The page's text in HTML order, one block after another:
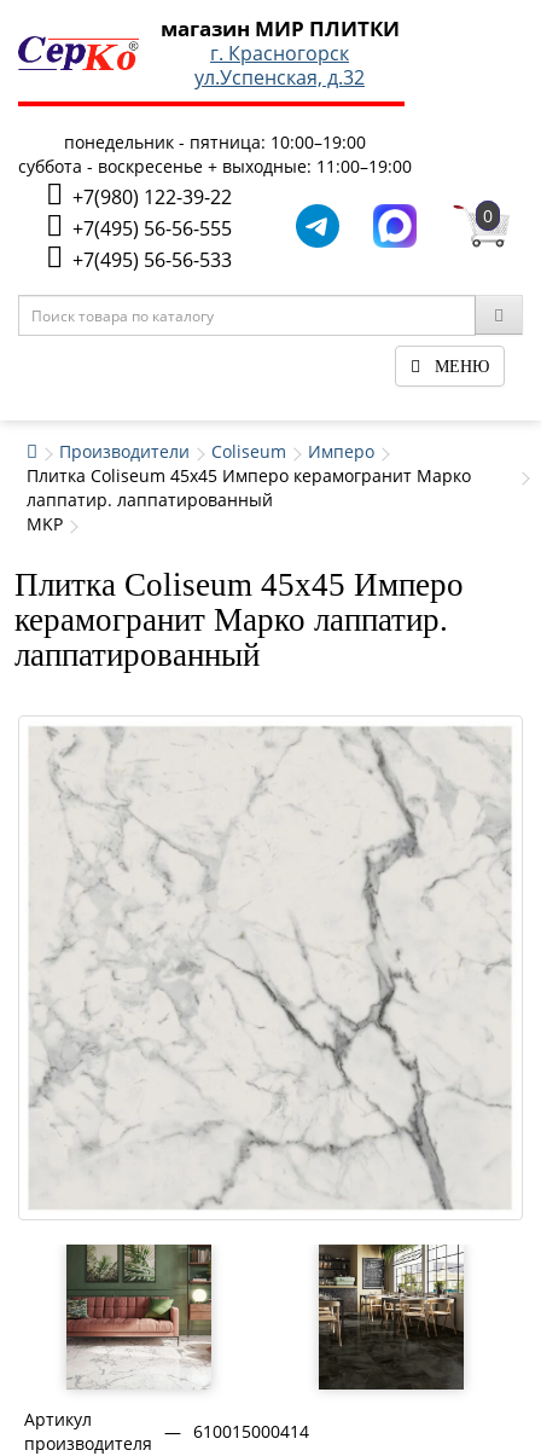
магазин МИР ПЛИТКИ
г. Красногорск
ул.Успенская, д.32
понедельник - пятница: 10:00–19:00
суббота - воскресенье + выходные: 11:00–19:00
+7(980) 122-39-22
+7(495) 56-56-555
+7(495) 56-56-533
0
МЕНЮ
Производители Coliseum
Имперо
Плитка Coliseum 45x45 Имперо керамогранит Марко
лаппатир. лаппатированный
MKP
Плитка Coliseum 45x45 Имперо
керамогранит Марко лаппатир.
лаппатированный
Артикул
производителя
— 610015000414